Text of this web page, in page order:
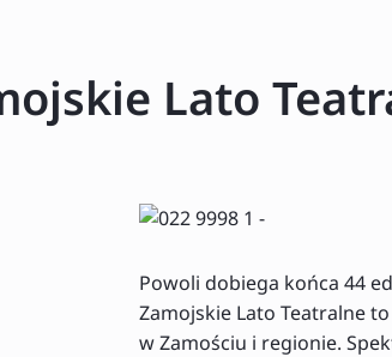
Lato
Powoli dobiega końca 44
Zamojskie Lato Teatralne
w Zamościu i regionie.